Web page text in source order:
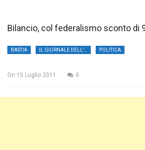
Bilancio, col federalismo sconto di
BASTIA POLITICA
On 15 Luglio 2011 0